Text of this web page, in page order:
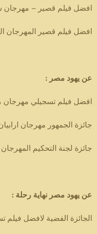
افضل فيلم قصير – مهرجان
افضل فيلم قصير المهرجان
عن يهود مصر :
افضل فيلم تسجيلي مهرجان
جائزة الجمهور مهرجان
جائزة لجنة التحكيم المهرجان
عن يهود مصر نهاية رحلة :
الجائزة الفضية لافضل